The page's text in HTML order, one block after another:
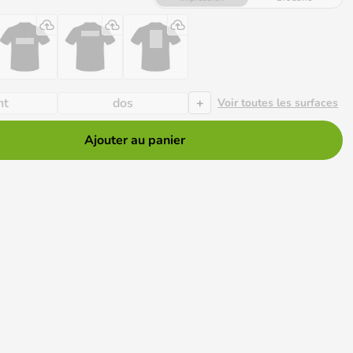
dos + Voir toutes les surfaces
Ajouter au panier